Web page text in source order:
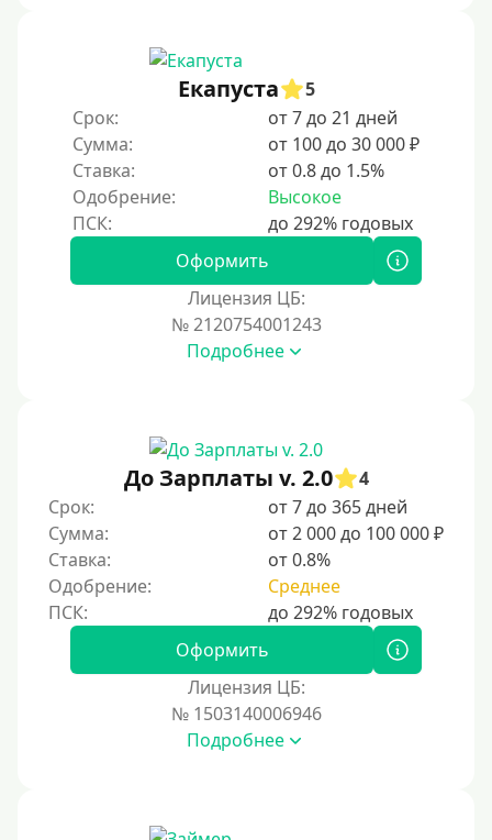
Цель
На Новый Год
Для исправления кредитной истории
На погашение других займов
До зарплаты
Без документов
По ИНН
По загранпаспорту
По военному билету
По водительскому удостоверению
Без СНИЛСа
Екапуста
5
Срок:
от 7 до 21 дней
Сумма:
от 100 до 30 000 ₽
Ставка:
от 0.8 до 1.5%
Одобрение:
Высокое
Оформить
Лицензия ЦБ:
№ 2120754001243
Подробнее
До Зарплаты v. 2.0
4
Срок:
от 7 до 365 дней
Сумма:
от 2 000 до 100 000 ₽
Ставка:
от 0.8%
Одобрение:
Среднее
Оформить
Лицензия ЦБ:
№ 1503140006946
Подробнее